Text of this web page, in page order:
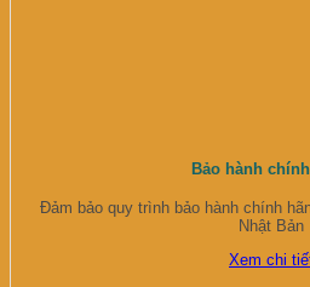
Bảo hành
Đảm bảo quy trình bảo hành chính
Nhật Bản
Xem chi